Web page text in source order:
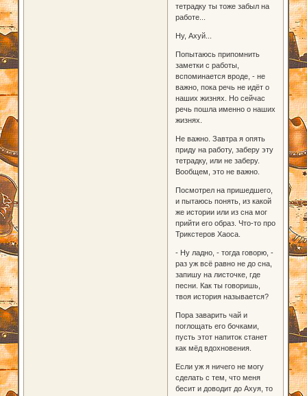
тетрадку ты тоже забыл на
работе...
Ну, Ахуй...
Попытаюсь припомнить
заметки с работы,
вспоминается вроде, - не
важно, пока речь не идёт о
наших жизнях. Но сейчас
речь пошла именно о наших
жизнях.
Не важно. Завтра я опять
приду на работу, заберу эту
тетрадку, или не заберу.
Вообщем, это не важно.
Посмотрел на пришедшего,
и пытаюсь понять, из какой
же истории или из сна мог
прийти его образ. Что-то про
Трикстеров Хаоса.
- Ну ладно, - тогда говорю, -
раз уж всё равно не до сна,
запишу на листочке, где
песни. Как ты говоришь,
твоя история называется?
Пора заварить чай и
поглощать его бочками,
пусть этот напиток станет
как мёд вдохновения.
Если уж я ничего не могу
сделать с тем, что меня
бесит и доводит до Ахуя, то